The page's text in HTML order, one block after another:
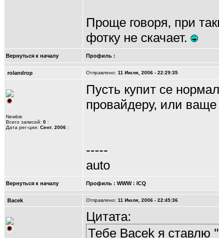
Проще говоря, при
фотку не скачает.
Вернуться к началу Профиль :
rolandrop Отправлено: 11 Июля, 2006 - 22:29:35
Newbie
Всего записей: 0 :
Дата рег-ции: Сент. 2006 :
Пусть купит се
провайдеру, или
-----
auto
Вернуться к началу Профиль : WWW: ICQ
Bacek Отправлено: 11 Июля, 2006 - 22:45:36
Цитата:
Тебе Bacek я ставлю